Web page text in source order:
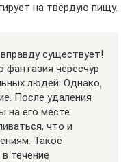
на твёрдую пищу.
существует!
фантазия чересчур
людей. Однако,
После удаления
на его месте
что и
Такое
течение